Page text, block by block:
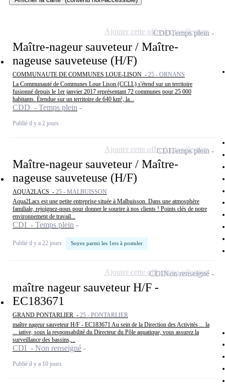
Maître-nageur sauveteur / Maître-
nageuse sauveteuse (H/F)
COMMUNAUTE DE COMMUNES LOUE-LISON - 25 - ORNANS
La Communauté de Communes Loue Lison (CCLL) s'étend sur un territoire
fusionné depuis le 1er janvier 2017 représentant 72 communes pour 25 000
habitants. Étendue sur un territoire de 640 km², la...
CDD - Temps plein
Publié il y a 2 jours
CDDTemps plein
Ajouter cette offre à ma sélection
Maître-nageur sauveteur / Maître-
nageuse sauveteuse (H/F)
AQUA2LACS - 25 - MALBUISSON
Aqua2Lacs est une petite entreprise située à Malbuisson. Dans une atmosphère
familiale, rejoignez-nous pour donner le sourire à nos clients ! Points clés de notre
environnement de travail...
CDI - Temps plein
Publié il y a 22 jours Soyez parmi les 1ers à postuler
CDITemps plein
Ajouter cette offre à ma sélection
maître nageur sauveteur H/F -
EC183671
GRAND PONTARLIER - 25 - PONTARLIER
maître nageur sauveteur H/F - EC183671 Au sein de la Direction des Activités ... la
... iative, sous la responsabilité du Directeur du Pôle aquatique, vous assurez la
surveillance des bassins,...
CDI - Non renseigné
Publié il y a 10 jours
CDINon renseigné
Ajouter cette offre à ma sélection